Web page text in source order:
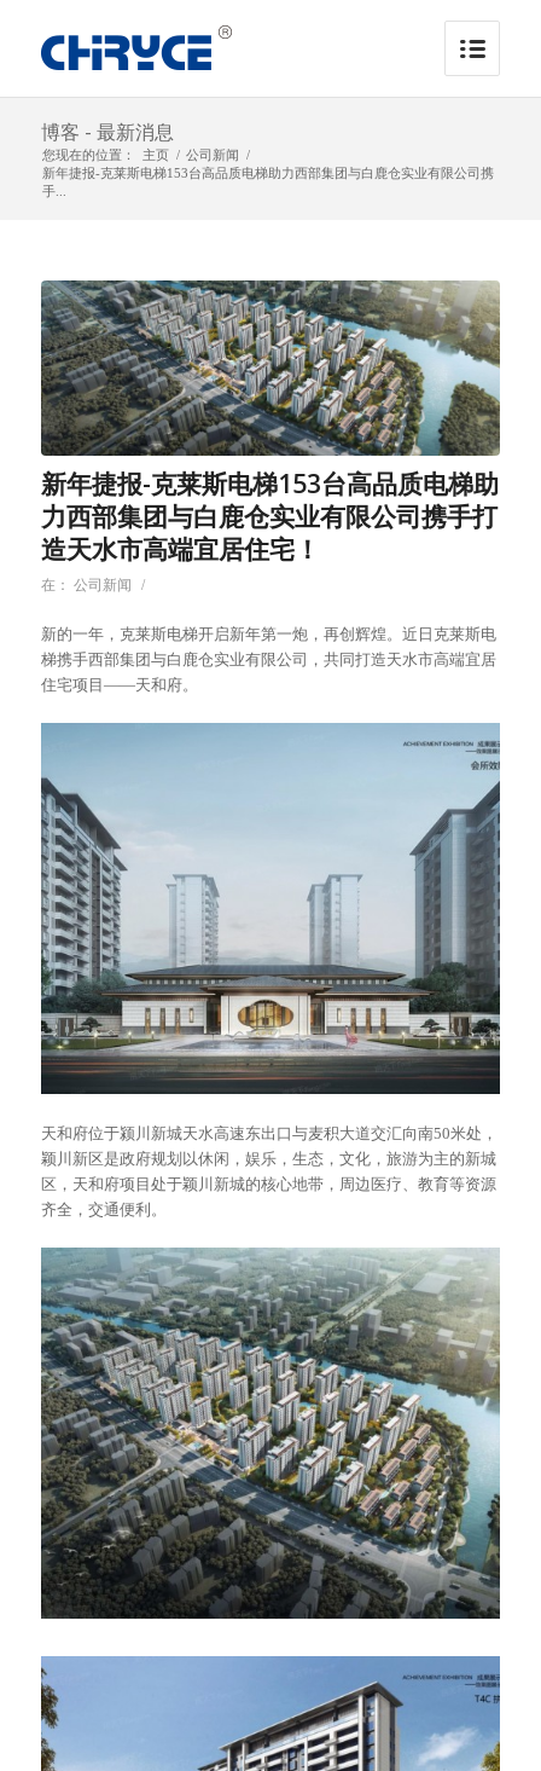
博客 - 最新消息
您现在的位置： 主页 / 公司新闻 /
新年捷报-克莱斯电梯153台高品质电梯助力西部集团与白鹿仓实业有限公司携
手...
新年捷报-克莱斯电梯153台高品质电梯助
力西部集团与白鹿仓实业有限公司携手打
造天水市高端宜居住宅！
在： 公司新闻 /
新的一年，克莱斯电梯开启新年第一炮，再创辉煌。近日克莱斯电
梯携手西部集团与白鹿仓实业有限公司，共同打造天水市高端宜居
住宅项目——天和府。
天和府位于颍川新城天水高速东出口与麦积大道交汇向南50米处，
颖川新区是政府规划以休闲，娱乐，生态，文化，旅游为主的新城
区，天和府项目处于颖川新城的核心地带，周边医疗、教育等资源
齐全，交通便利。